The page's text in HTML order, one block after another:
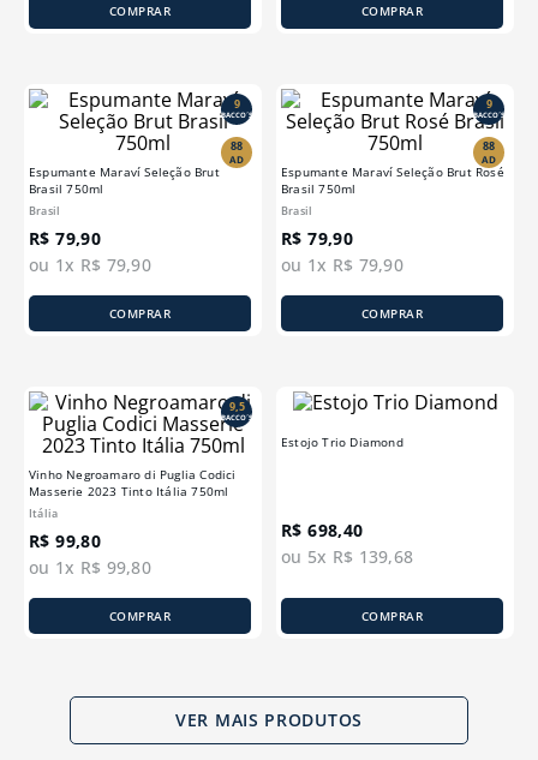
COMPRAR COMPRAR
Espumante Maraví Seleção Brut
Brasil 750ml
Brasil
R$ 79,90
ou 1x R$ 79,90
9
BACCO´S
88
AD
COMPRAR
Espumante Maraví Seleção Brut Rosé
Brasil 750ml
Brasil
R$ 79,90
ou 1x R$ 79,90
9
BACCO´S
88
AD
COMPRAR
Vinho Negroamaro di Puglia Codici
Masserie 2023 Tinto Itália 750ml
Itália
R$ 99,80
ou 1x R$ 99,80
9,5
BACCO´S
COMPRAR
Estojo Trio Diamond
R$ 698,40
ou 5x R$ 139,68
COMPRAR